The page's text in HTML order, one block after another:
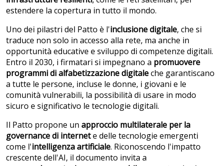
estendere la copertura in tutto il mondo.
Uno dei pilastri del Patto è l'inclusione digitale, che si
traduce non solo in accesso alla rete, ma anche in
opportunità educative e sviluppo di competenze digitali.
Entro il 2030, i firmatari si impegnano a promuovere
programmi di alfabetizzazione digitaleche garantiscano
a tutte le persone, incluse le donne, i giovani e le
comunità vulnerabili, la possibilità di usare in modo
sicuro e significativo le tecnologie digitali.
Il Patto propone un approccio multilaterale per la
governance di internete delle tecnologie emergenti
come l'intelligenza artificiale. Riconoscendo l'impatto
crescente dell'AI, il documento invita a